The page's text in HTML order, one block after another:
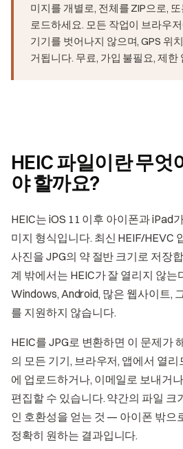
미지를 개별로, 전체를 ZIP으로,
로드하세요. 모든 작업이 브라우
기기를 벗어나지 않으며, GPS 위
거됩니다. 무료, 가입 불필요, 제한
HEIC 파일이란 무엇
야 할까요?
HEIC는 iOS 11 이후 아이폰과 iPad
미지 형식입니다. 최신 HEIF/HEVC
사진을 JPG의 약 절반 크기로 저장
계 밖에서는 HEIC가 잘 열리지 않
Windows, Android, 많은 웹사이트,
를 지원하지 않습니다.
HEIC를 JPG로 변환하면 이 문제가
의 모든 기기, 브라우저, 앱에서 열
에 업로드하거나, 이메일로 보내거
편집할 수 있습니다. 약간의 파일 크
인 호환성을 얻는 것 — 아이폰 밖으
정확히 원하는 결과입니다.